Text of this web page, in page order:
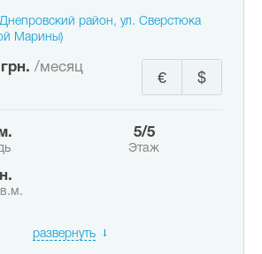
район, ул. Сверстюка
Марины)
/месяц
$
€
5/5
Этаж
развернуть